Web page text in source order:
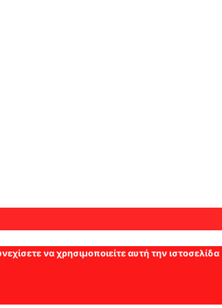
να χρησιμοποιείτε αυτή την ιστοσελίδα